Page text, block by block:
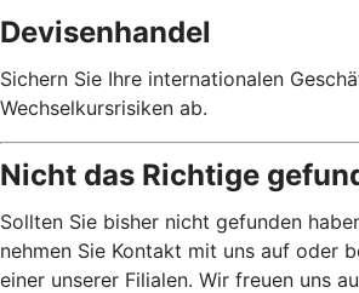
Devisenhandel
Sichern Sie Ihre internationalen
Wechselkursrisiken ab.
Nicht das Richtige
Sollten Sie bisher nicht gefunden
nehmen Sie Kontakt mit uns auf oder
einer unserer Filialen. Wir freuen uns